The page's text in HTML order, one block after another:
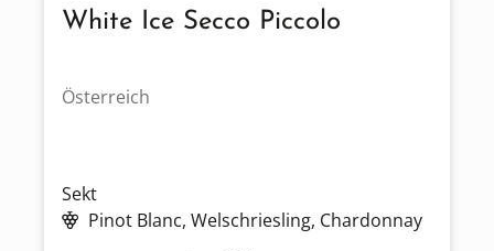
White Ice Secco Piccolo
Österreich
Sekt
Pinot Blanc, Welschriesling, Chardonnay